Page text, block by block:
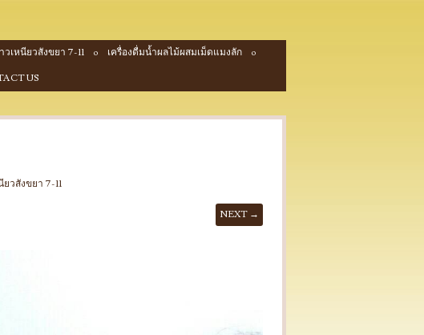
วเหนียวสังขยา 7-11 เครื่องดื่มน้ำผลไม้ผสมเม็ดแมงลัก
US
ยวสังขยา 7-11
NEXT →